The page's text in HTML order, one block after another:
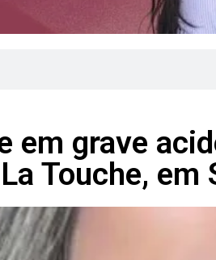
em grave
Touche, em